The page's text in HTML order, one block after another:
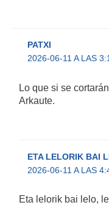
PATXI
2026-06-11 A LAS
Lo que si se
Arkaute.
ETA LELORIK BAI
2026-06-11 A LAS
Eta lelorik bai lelo,